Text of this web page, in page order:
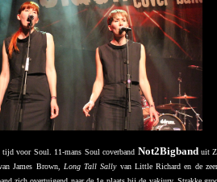
voor Soul. 11-mans Soul coverband Not2Bigband uit
James Brown, Long Tall Sallyvan Little Richard en de